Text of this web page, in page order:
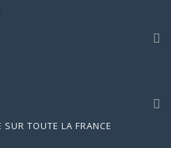
TOUTE LA FRANCE